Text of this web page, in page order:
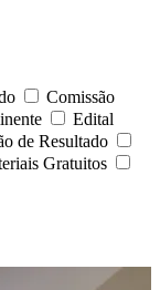
Comissão
Edital
de Resultado
Gratuitos